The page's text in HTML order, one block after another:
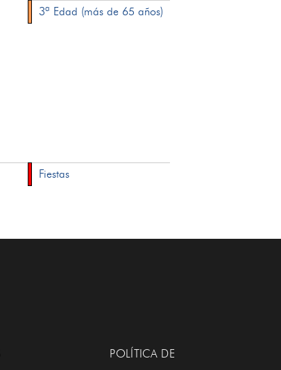
3ª Edad (más de 65 años)
Fiestas
POLÍTICA DE